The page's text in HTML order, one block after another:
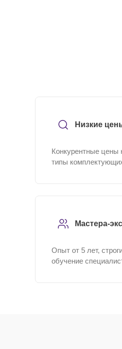
Низкие
Конкурентные цены
типы
Мастера-
Опыт от 5 лет,
обучение